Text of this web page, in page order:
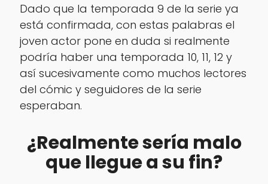
Dado que la temporada 9 de la serie ya
está confirmada, con estas palabras el
joven actor pone en duda si realmente
podría haber una temporada 10, 11, 12 y
así sucesivamente como muchos lectores
del cómic y seguidores de la serie
esperaban.
¿Realmente sería malo
que llegue a su fin?